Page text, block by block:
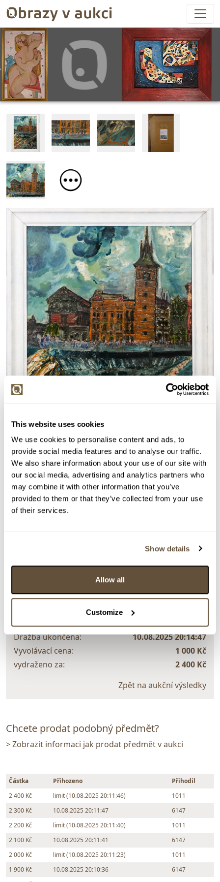
This website uses cookies
We use cookies to personalise content and ads, to
provide social media features and to analyse our traffic.
We also share information about your use of our site with
our social media, advertising and analytics partners who
may combine it with other information that you’ve
provided to them or that they’ve collected from your use
of their services.
Show details
Allow all
Customize
Detail položky
Václav Němeček
143886. U Šítkových mlýnů (Po dešti)
Dražba ukončena:
10.08.2025 20:14:47
Vyvolávací cena:
1 000 Kč
vydraženo za:
2 400 Kč
Zpět na aukční výsledky
Chcete prodat podobný předmět?
> Zobrazit informaci jak prodat předmět v aukci
Částka Přihozeno
Přihodil
2 400 Kč
limit (10.08.2025 20:11:46)
1011
2 300 Kč
10.08.2025 20:11:47
6147
2 200 Kč
limit (10.08.2025 20:11:40)
1011
2 100 Kč
10.08.2025 20:11:41
6147
2 000 Kč
limit (10.08.2025 20:11:23)
1011
1 900 Kč
10.08.2025 20:10:36
6147